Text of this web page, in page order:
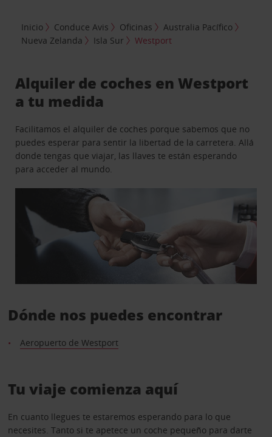
Inicio Conduce Avis Oficinas
Australia Pacífico
Nueva Zelanda
Isla Sur Westport
Alquiler de coches en Westport
a tu medida
Facilitamos el alquiler de coches porque sabemos que no
puedes esperar para sentir la libertad de la carretera. Allá
donde tengas que viajar, las llaves te están esperando
para acceder al mundo.
Dónde nos puedes encontrar
Aeropuerto de Westport
Tu viaje comienza aquí
En cuanto llegues te estaremos esperando para lo que
necesites. Tanto si te apetece un coche pequeño para darte